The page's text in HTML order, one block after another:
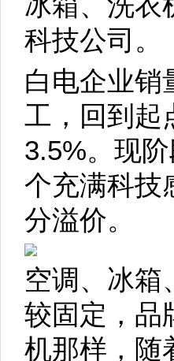
科技公司。
白电企业销
工，回到起
3.5%。现
个充满科技
分溢价。
空调、冰箱
较固定，品
机那样，随